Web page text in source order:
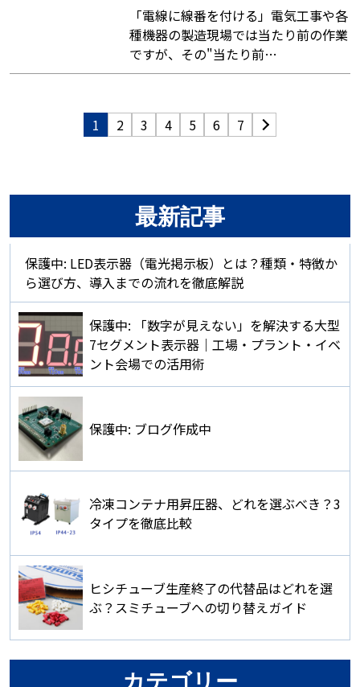
「電線に線番を付ける」電気工事や各
種機器の製造現場では当たり前の作業
ですが、その"当たり前…
1 2 3 4 5 6 7
最新記事
保護中: LED表示器（電光掲示板）とは？種類・特徴か
ら選び方、導入までの流れを徹底解説
保護中: 「数字が見えない」を解決する大型
7セグメント表示器｜工場・プラント・イベ
ント会場での活用術
保護中: ブログ作成中
冷凍コンテナ用昇圧器、どれを選ぶべき？3
タイプを徹底比較
ヒシチューブ生産終了の代替品はどれを選
ぶ？スミチューブへの切り替えガイド
カテゴリー